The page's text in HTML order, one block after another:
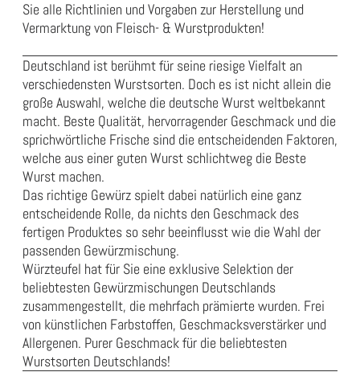
Sie alle Richtlinien und Vorgaben zur Herstellung und
Vermarktung von Fleisch- & Wurstprodukten!
Deutschland ist berühmt für seine riesige Vielfalt an
verschiedensten Wurstsorten. Doch es ist nicht allein die
große Auswahl, welche die deutsche Wurst weltbekannt
macht. Beste Qualität, hervorragender Geschmack und die
sprichwörtliche Frische sind die entscheidenden Faktoren,
welche aus einer guten Wurst schlichtweg die Beste
Wurst machen.
Das richtige Gewürz spielt dabei natürlich eine ganz
entscheidende Rolle, da nichts den Geschmack des
fertigen Produktes so sehr beeinflusst wie die Wahl der
passenden Gewürzmischung.
Würzteufel hat für Sie eine exklusive Selektion der
beliebtesten Gewürzmischungen Deutschlands
zusammengestellt, die mehrfach prämierte wurden. Frei
von künstlichen Farbstoffen, Geschmacksverstärker und
Allergenen. Purer Geschmack für die beliebtesten
Wurstsorten Deutschlands!